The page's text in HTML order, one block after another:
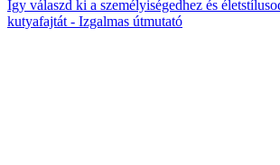
Így válaszd ki a személyiségedhez és
kutyafajtát - Izgalmas útmutató